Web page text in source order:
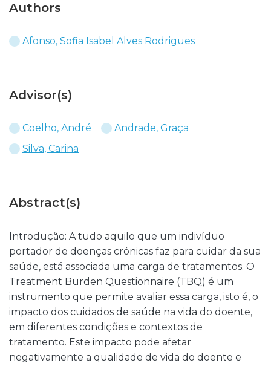
Authors
Afonso, Sofia Isabel Alves Rodrigues
Advisor(s)
Coelho, André
Andrade, Graça
Silva, Carina
Abstract(s)
Introdução: A tudo aquilo que um indivíduo
portador de doenças crónicas faz para cuidar da sua
saúde, está associada uma carga de tratamentos. O
Treatment Burden Questionnaire (TBQ) é um
instrumento que permite avaliar essa carga, isto é, o
impacto dos cuidados de saúde na vida do doente,
em diferentes condições e contextos de
tratamento. Este impacto pode afetar
negativamente a qualidade de vida do doente e